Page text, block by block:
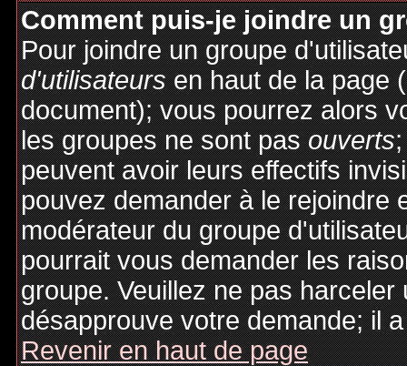
Comment puis-je joindre un
Pour joindre un groupe
d'utilisateursen haut de la page
document); vous pourrez alors
les groupes ne sont pasouverts
peuvent avoir leurs effectifs
pouvez demander à le rejoindre
modérateur du groupe
pourrait vous demander les
groupe. Veuillez ne pas
désapprouve votre demande; il
Revenir en haut de page